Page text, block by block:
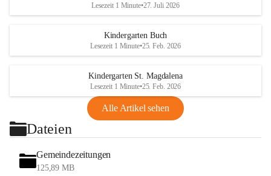
Lesezeit 1 Minute•27. Juli 2026
Kindergarten Buch
Lesezeit 1 Minute•25. Feb. 2026
Kindergarten St. Magdalena
Lesezeit 1 Minute•25. Feb. 2026
Alle Artikel sehen
Dateien
Gemeindezeitungen
125,89 MB